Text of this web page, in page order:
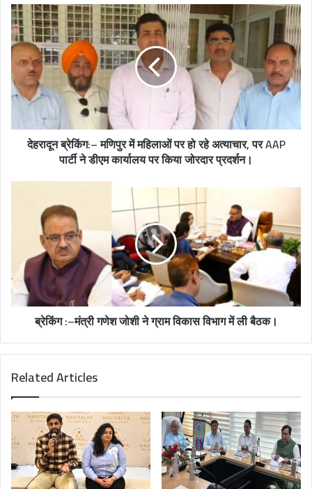
u
r
E
m
i
l
d
देहरादून ब्रेकिंग:– मणिपुर में महिलाओं पर हो रहे अत्याचार, पर AAP
पार्टी ने डीएम कार्यालय पर किया जोरदार प्रदर्शन।
ब्रेकिंग :–मंत्री गणेश जोशी ने ग्राम विकास विभाग में ली बैठक।
Related Articles